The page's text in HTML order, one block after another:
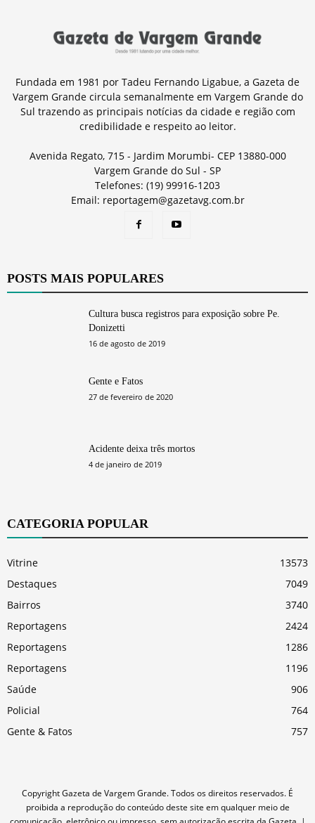
Fundada em 1981 por Tadeu Fernando Ligabue, a Gazeta de
Vargem Grande circula semanalmente em Vargem Grande do
Sul trazendo as principais notícias da cidade e região com
credibilidade e respeito ao leitor.
Avenida Regato, 715 - Jardim Morumbi- CEP 13880-000
Vargem Grande do Sul - SP
Telefones: (19) 99916-1203
Email: reportagem@gazetavg.com.br
POSTS MAIS POPULARES
Cultura busca registros para exposição sobre Pe.
Donizetti
16 de agosto de 2019
Gente e Fatos
27 de fevereiro de 2020
Acidente deixa três mortos
4 de janeiro de 2019
CATEGORIA POPULAR
Vitrine
13573
Destaques
7049
Bairros
3740
Reportagens
2424
Reportagens
1286
Reportagens
1196
Saúde
906
Policial
764
Gente & Fatos
757
Copyright Gazeta de Vargem Grande. Todos os direitos reservados. É
proibida a reprodução do conteúdo deste site em qualquer meio de